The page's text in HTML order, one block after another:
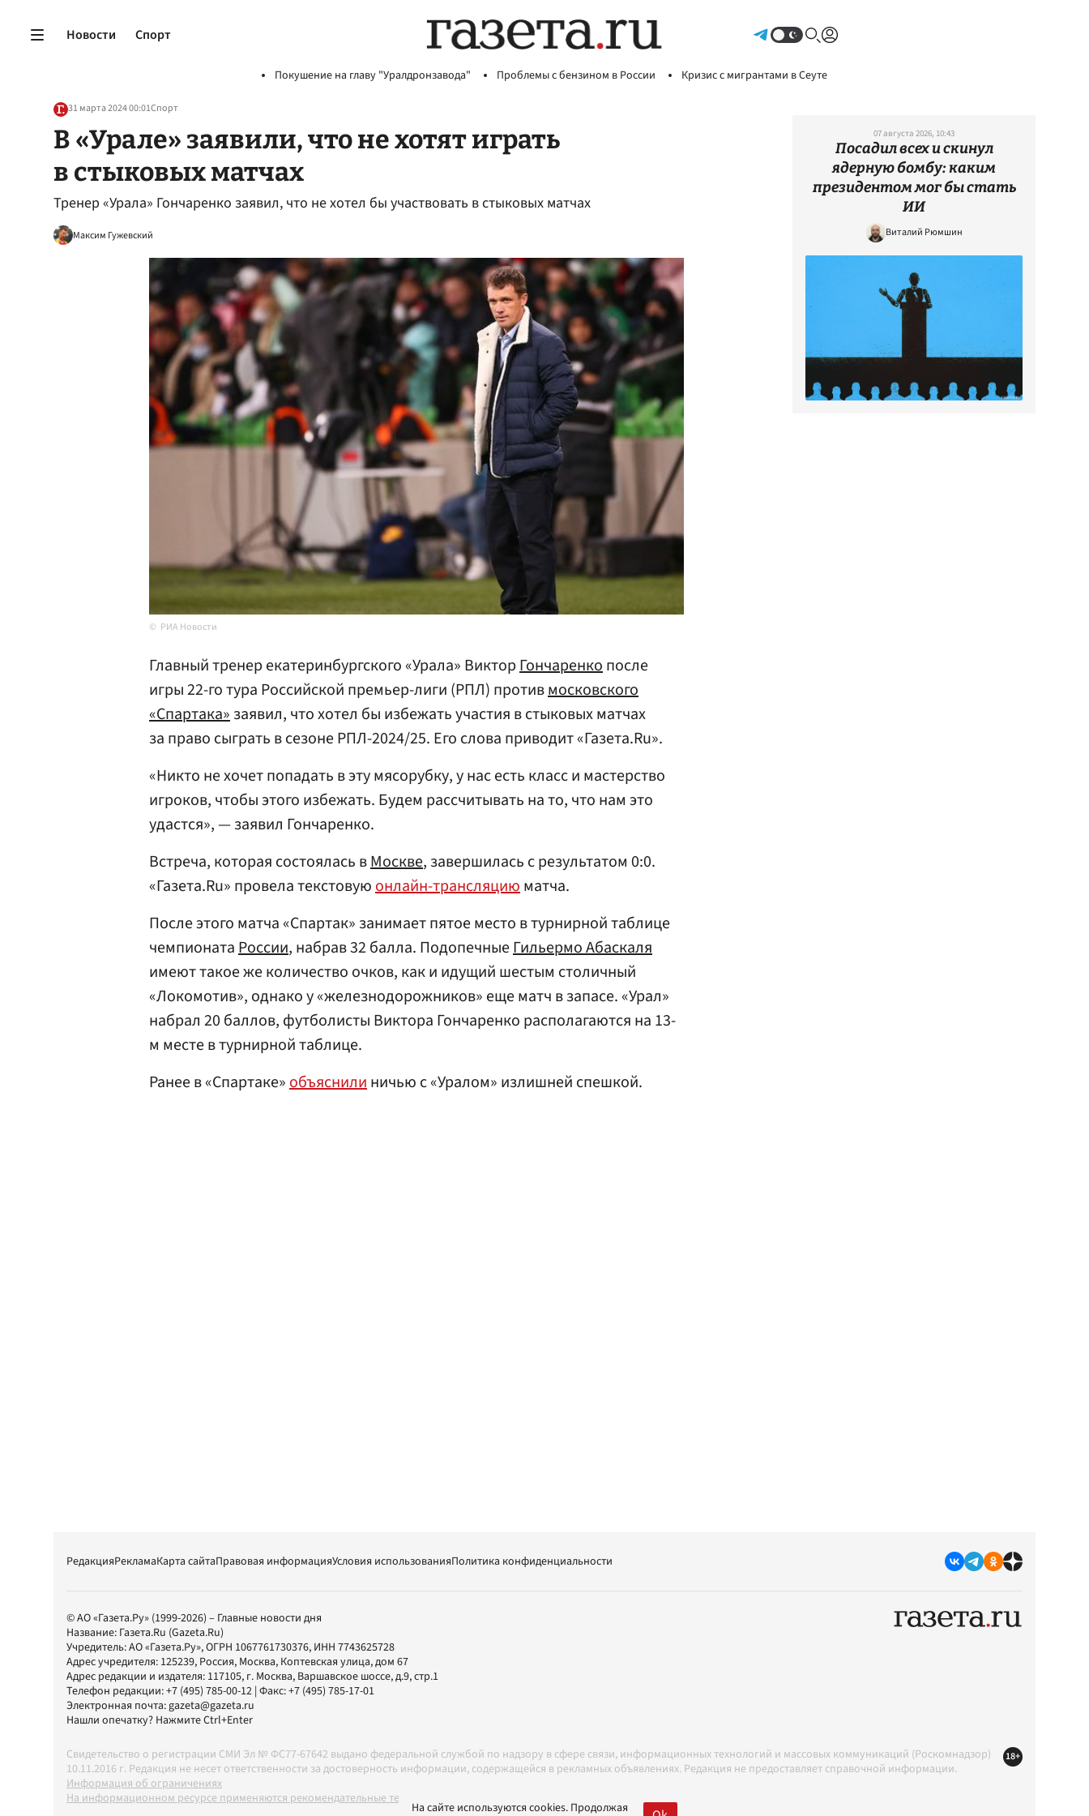
Новости Спорт
Покушение на главу "Уралдронзавода" Проблемы с бензином в России Кризис с мигрантами в Сеуте
31 марта 2024 00:01Спорт
В «Урале» заявили, что не хотят играть
в стыковых матчах
Тренер «Урала» Гончаренко заявил, что не хотел бы участвовать в стыковых матчах
Максим Гужевский
РИА Новости
Главный тренер екатеринбургского «Урала» ВикторГончаренкопосле
игры 22-го тура Российской премьер-лиги (РПЛ) противмосковского
«Спартака»заявил, что хотел бы избежать участия в стыковых матчах
за право сыграть в сезоне РПЛ-2024/25. Его слова приводит «Газета.Ru».
«Никто не хочет попадать в эту мясорубку, у нас есть класс и мастерство
игроков, чтобы этого избежать. Будем рассчитывать на то, что нам это
удастся», — заявил Гончаренко.
Встреча, которая состоялась вМоскве, завершилась с результатом 0:0.
«Газета.Ru» провела текстовуюонлайн-трансляциюматча.
После этого матча «Спартак» занимает пятое место в турнирной таблице
чемпионатаРоссии, набрав 32 балла. ПодопечныеГильермо Абаскаля
имеют такое же количество очков, как и идущий шестым столичный
«Локомотив», однако у «железнодорожников» еще матч в запасе. «Урал»
набрал 20 баллов, футболисты Виктора Гончаренко располагаются на 13-
м месте в турнирной таблице.
Ранее в «Спартаке»объяснилиничью с «Уралом» излишней спешкой.
07 августа 2026, 10:43
Посадил всех и скинул
ядерную бомбу: каким
президентом мог бы стать
ИИ
Виталий Рюмшин
РедакцияРекламаКарта сайтаПравовая информацияУсловия использованияПолитика конфиденциальности
© АО «Газета.Ру» (1999-2026) – Главные новости дня
Название: Газета.Ru (Gazeta.Ru)
Учредитель:АО «Газета.Ру», ОГРН 1067761730376, ИНН 7743625728
Адрес учредителя: 125239, Россия, Москва, Коптевская улица, дом 67
Адрес редакции и издателя: 117105, г. Москва, Варшавское шоссе, д.9, стр.1
Телефон редакции:+7 (495) 785-00-12 | Факс:+7 (495) 785-17-01
Электронная почта:gazeta@gazeta.ru
Нашли опечатку? Нажмите Ctrl+Enter
Свидетельство о регистрации СМИ Эл № ФС77-67642 выдано федеральной службой по надзору в сфере связи, информационных технологий и массовых коммуникаций (Роскомнадзор)
10.11.2016 г. Редакция не несет ответственности за достоверность информации, содержащейся в рекламных объявлениях. Редакция не предоставляет справочной информации.
Информация об ограничениях
На информационном ресурсе применяются рекомендательные технологии в соответствии с Правилами
18+
На сайте используются cookies. Продолжая